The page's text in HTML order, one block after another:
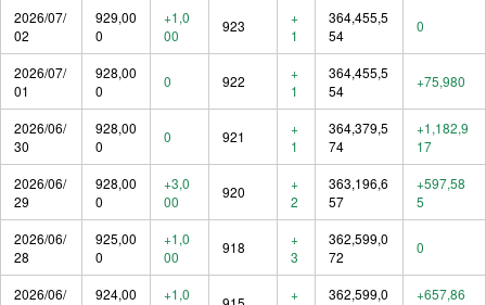
2026/07/
02
929,00
0
+1,0
00
923
+
1
364,455,5
54
0
2026/07/
01
928,00
0
0 922
+
1
364,455,5
54
+75,980
2026/06/
30
928,00
0
0 921
+
1
364,379,5
74
+1,182,9
17
2026/06/
29
928,00
0
+3,0
00
920
+
2
363,196,6
57
+597,58
5
2026/06/
28
925,00
0
+1,0
00
918
+
3
362,599,0
72
0
2026/06/
924,00
+1,0
+
362,599,0
+657,86